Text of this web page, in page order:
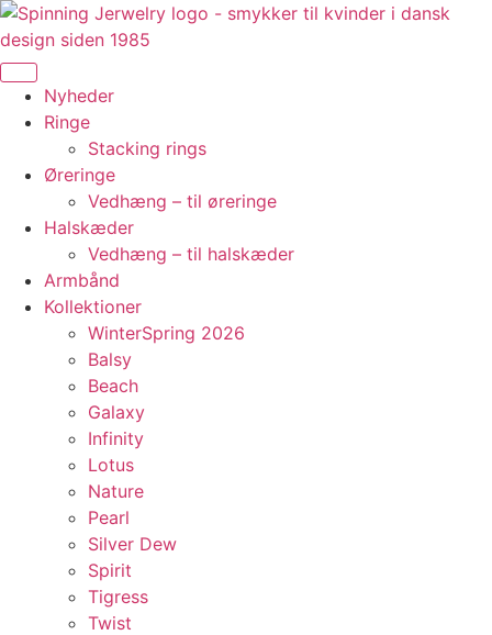
Videre
til
indhold
Nyheder
Ringe
Stacking rings
Øreringe
Vedhæng – til øreringe
Halskæder
Vedhæng – til halskæder
Armbånd
Kollektioner
WinterSpring 2026
Balsy
Beach
Galaxy
Infinity
Lotus
Nature
Pearl
Silver Dew
Spirit
Tigress
Twist